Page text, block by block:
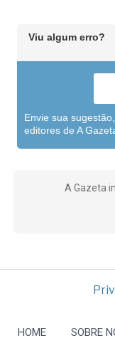
Viu algum erro?
Envie sua
editores de A
A Gazeta
HOME SOBRE